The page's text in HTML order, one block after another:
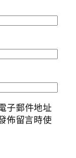
子郵件地址
佈留言時使